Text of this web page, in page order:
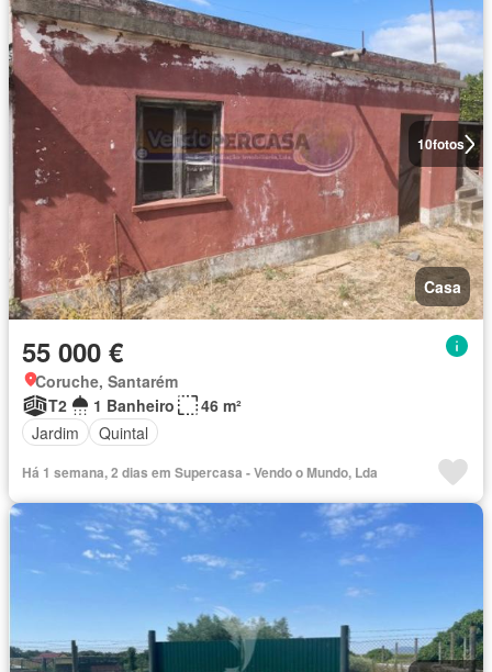
10fotos
Casa
55 000 €
Coruche, Santarém
T2
1 Banheiro
46 m²
Jardim
Quintal
Há 1 semana, 2 dias em Supercasa - Vendo o Mundo, Lda